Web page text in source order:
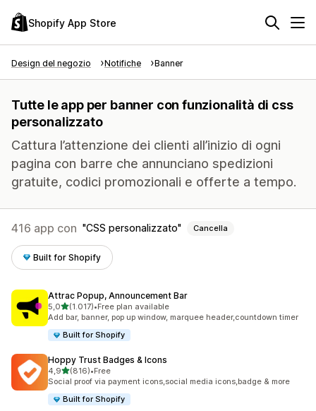
Shopify App Store
Design del negozio Notifiche Banner
Tutte le app per banner con funzionalità di css
personalizzato
Cattura l’attenzione dei clienti all’inizio di ogni
pagina con barre che annunciano spedizioni
gratuite, codici promozionali e offerte a tempo.
416 app con CSS personalizzato Cancella
Built for Shopify
Attrac Popup, Announcement Bar
5,0stelle su 5
(1.017)
1017 recensioni totali
•Free plan available
Add bar, banner, pop up window, marquee header,countdown timer
Built for Shopify
Hoppy Trust Badges & Icons
4,9stelle su 5
(816)
816 recensioni totali
•Free
Social proof via payment icons,social media icons,badge & more
Built for Shopify